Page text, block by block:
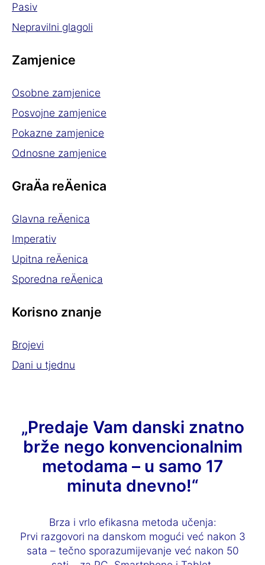
Pasiv
Nepravilni glagoli
Zamjenice
Osobne zamjenice
Posvojne zamjenice
Pokazne zamjenice
Odnosne zamjenice
GraÄa reÄenica
Glavna reÄenica
Imperativ
Upitna reÄenica
Sporedna reÄenica
Korisno znanje
Brojevi
Dani u tjednu
„Predaje Vam danski znatno
brže nego konvencionalnim
metodama – u samo 17
minuta dnevno!“
Brza i vrlo efikasna metoda učenja:
Prvi razgovori na danskom mogući već nakon 3
sata – tečno sporazumijevanje već nakon 50